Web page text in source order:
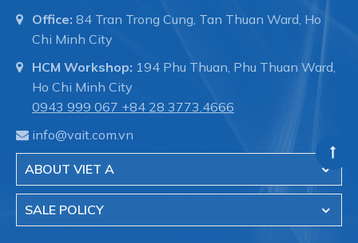
Office: 84 Tran Trong Cung, Tan Thuan Ward, Ho
Chi Minh City
HCM Workshop: 194 Phu Thuan, Phu Thuan Ward,
Ho Chi Minh City
0943 999 067 +84 28 3773.4666
info@vait.com.vn
ABOUT VIET A
SALE POLICY